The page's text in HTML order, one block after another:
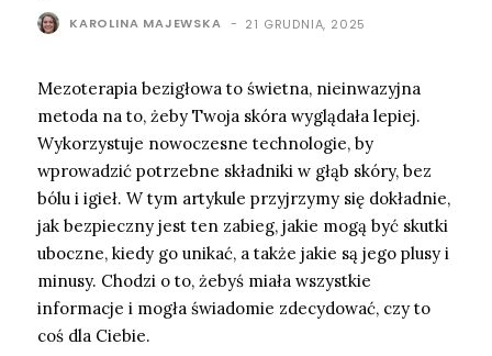
KAROLINA MAJEWSKA - 21 GRUDNIA, 2025
Mezoterapia bezigłowa to świetna, nieinwazyjna
metoda na to, żeby Twoja skóra wyglądała lepiej.
Wykorzystuje nowoczesne technologie, by
wprowadzić potrzebne składniki w głąb skóry, bez
bólu i igieł. W tym artykule przyjrzymy się dokładnie,
jak bezpieczny jest ten zabieg, jakie mogą być skutki
uboczne, kiedy go unikać, a także jakie są jego plusy i
minusy. Chodzi o to, żebyś miała wszystkie
informacje i mogła świadomie zdecydować, czy to
coś dla Ciebie.